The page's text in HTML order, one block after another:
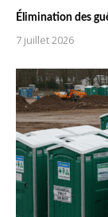
Élimination des
7 juillet 2026